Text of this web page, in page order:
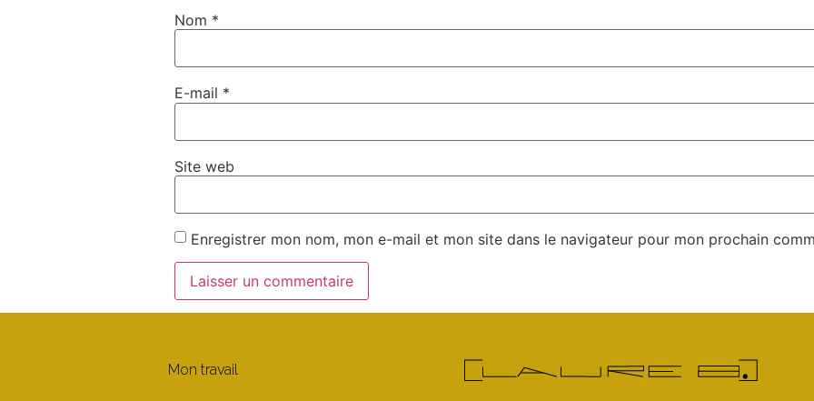
Nom *
E-mail *
Site web
Enregistrer mon nom, mon e-mail et mon site dans le navigateur pour mon prochain
Mon travail